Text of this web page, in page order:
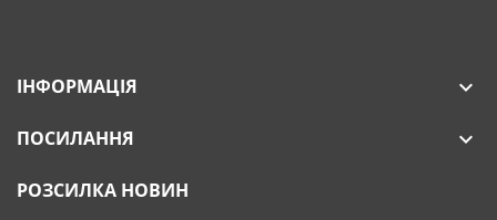
ІНФОРМАЦІЯ 
ПОСИЛАННЯ 
РОЗСИЛКА НОВИН